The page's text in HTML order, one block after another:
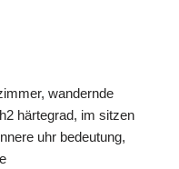
wandernde
härtegrad, im sitzen
uhr bedeutung,